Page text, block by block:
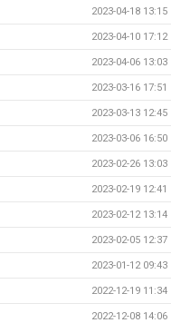
2023-04-18 13:15
2023-04-10 17:12
2023-04-06 13:03
2023-03-16 17:51
2023-03-13 12:45
2023-03-06 16:50
2023-02-26 13:03
2023-02-19 12:41
2023-02-12 13:14
2023-02-05 12:37
2023-01-12 09:43
2022-12-19 11:34
2022-12-08 14:06